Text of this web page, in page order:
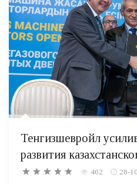
Тенгизшевройл
развития
402 28-